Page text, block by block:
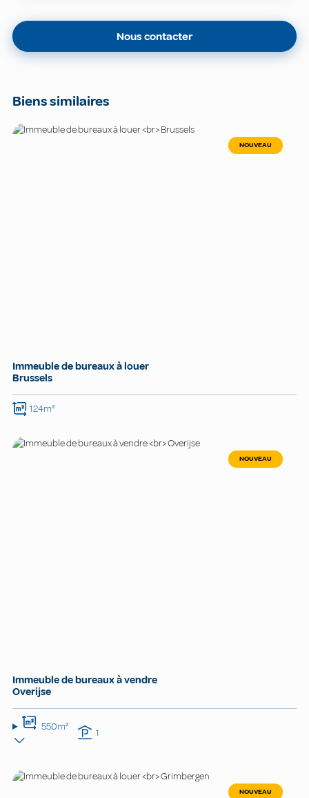
Nous contacter
Biens similaires
NOUVEAU
Immeuble de bureaux à louer
Brussels
124m²
NOUVEAU
Immeuble de bureaux à vendre
Overijse
550m² 1
NOUVEAU